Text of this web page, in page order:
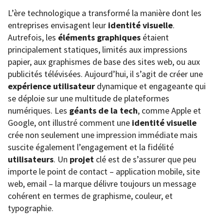
L’ère technologique a transformé la manière dont les
entreprises envisagent leur identité visuelle.
Autrefois, les éléments graphiques étaient
principalement statiques, limités aux impressions
papier, aux graphismes de base des sites web, ou aux
publicités télévisées. Aujourd’hui, il s’agit de créer une
expérience utilisateur dynamique et engageante qui
se déploie sur une multitude de plateformes
numériques. Les géants de la tech, comme Apple et
Google, ont illustré comment une identité visuelle
crée non seulement une impression immédiate mais
suscite également l’engagement et la fidélité
utilisateurs. Un projet clé est de s’assurer que peu
importe le point de contact – application mobile, site
web, email – la marque délivre toujours un message
cohérent en termes de graphisme, couleur, et
typographie.